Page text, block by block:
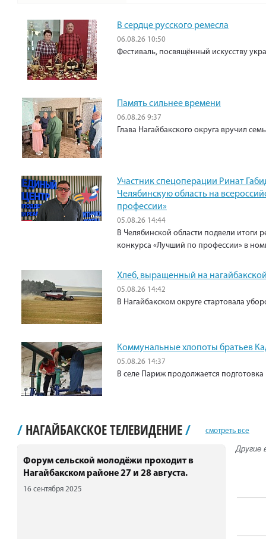
В сердце русского ремесла
06.08.26 10:50
Фестиваль, посвящённый искусству
Память сильнее времени
06.08.26 9:37
Глава Нагайбакского округа вручил
Участник спецоперации Ринат
Челябинскую область на
профессии»
05.08.26 14:44
В Челябинской области подвели итоги
конкурса «Лучший по профессии» в
Хлеб, выращенный на
05.08.26 14:42
В Нагайбакском округе стартовала
Коммунальные хлопоты братьев
05.08.26 14:37
В селе Париж продолжается подготовка
/ НАГАЙБАКСКОЕ ТЕЛЕВИДЕНИЕ/ смотреть все
Форум сельской молодёжи проходит в
Нагайбакском районе 27 и 28 августа.
16 сентября 2025
Другие